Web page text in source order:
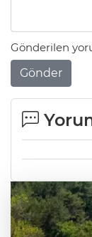
Gönderilen
Gönder